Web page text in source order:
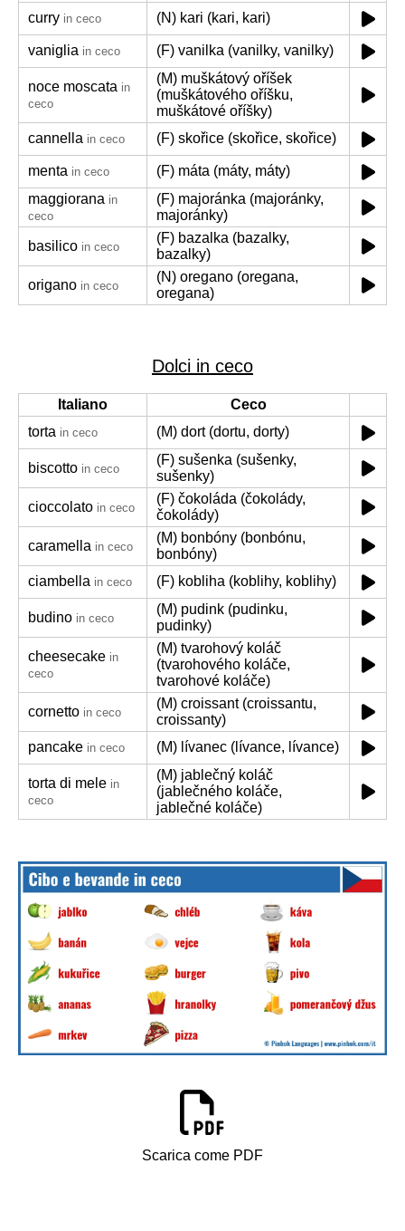
curry in ceco (N) kari (kari, kari)
vaniglia in ceco (F) vanilka (vanilky, vanilky)
noce moscata in
ceco
(M) muškátový oříšek
(muškátového oříšku,
muškátové oříšky)
cannella in ceco (F) skořice (skořice, skořice)
menta in ceco
(F) máta (máty, máty)
maggiorana in
ceco
(F) majoránka (majoránky,
majoránky)
basilico in ceco
(F) bazalka (bazalky,
bazalky)
origano in ceco
(N) oregano (oregana,
oregana)
Dolci in ceco
Italiano
Ceco
torta in ceco (M) dort (dortu, dorty)
biscotto in ceco
(F) sušenka (sušenky,
sušenky)
cioccolato in ceco
(F) čokoláda (čokolády,
čokolády)
caramella in ceco
(M) bonbóny (bonbónu,
bonbóny)
ciambella in ceco (F) kobliha (koblihy, koblihy)
budino in ceco
(M) pudink (pudinku,
pudinky)
cheesecake in
ceco
(M) tvarohový koláč
(tvarohového koláče,
tvarohové koláče)
cornetto in ceco
(M) croissant (croissantu,
croissanty)
pancake in ceco (M) lívanec (lívance, lívance)
torta di mele in
ceco
(M) jablečný koláč
(jablečného koláče,
jablečné koláče)
Scarica come PDF